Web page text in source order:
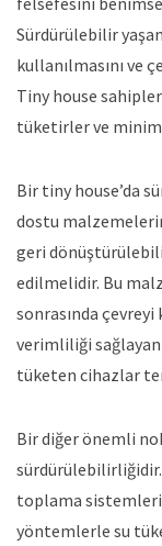
Sürdürülebilir
kullanılmasını ve
Tiny house
tüketirler ve
Bir tiny house’da
dostu
geri
edilmelidir. Bu
sonrasında çevreyi
verimliliği
tüketen cihazlar
Bir diğer önemli
toplama sistemleri
yöntemlerle su